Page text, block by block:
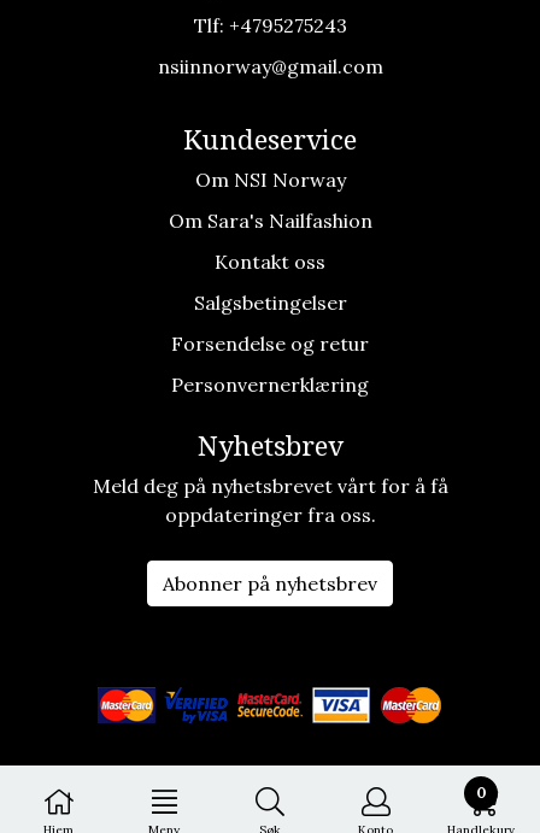
0
Tlf: +4795275243
nsiinnorway@gmail.com
Kundeservice
Om NSI Norway
Om Sara's Nailfashion
Kontakt oss
Salgsbetingelser
Forsendelse og retur
Personvernerklæring
Nyhetsbrev
Meld deg på nyhetsbrevet vårt for å få
oppdateringer fra oss.
Abonner på nyhetsbrev